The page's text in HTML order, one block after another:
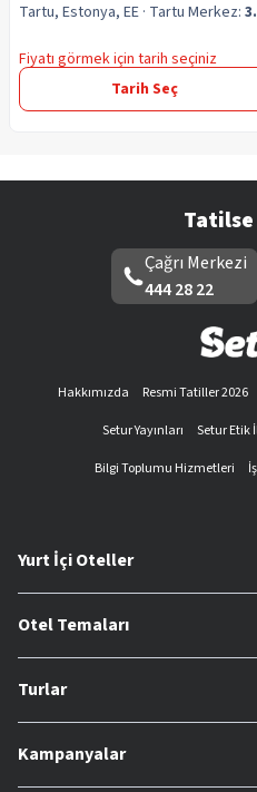
Tartu, Estonya, EE · Tartu Merkez:
Fiyatı görmek için tarih seçiniz
Tarih Seç
Çağrı Merkezi
444 28 22
Hakkımızda Resmi Tatiller 2026
Setur Yayınları
Setur Etik
Bilgi Toplumu Hizmetleri
Yurt İçi Oteller
Otel Temaları
Turlar
Kampanyalar